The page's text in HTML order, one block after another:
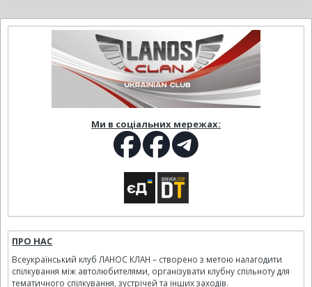
Ми в соціальних мережах:
ПРО НАС
Всеукраїнський клуб ЛАНОС КЛАН – створено з метою налагодити
спілкування між автолюбителями, організувати клубну спільноту для
тематичного спілкування, зустрічей та інших заходів.